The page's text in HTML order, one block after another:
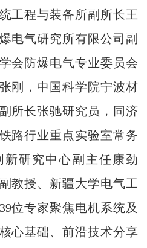
工程与装备所副所长王
电气研究所有限公司副
会防爆电气专业委员会
刚，中国科学院宁波材
所长张驰研究员，同济
路行业重点实验室常务
研究中心副主任康劲
教授、新疆大学电气工
位专家聚焦电机系统及
心基础、前沿技术分享